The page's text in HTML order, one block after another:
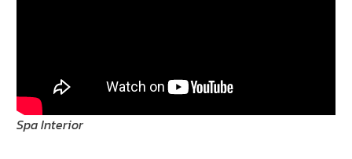
Spa Interior